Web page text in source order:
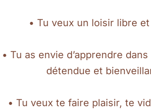
• Tu veux un loisir libre
• Tu as envie d’apprendre
détendue et
• Tu veux te faire plaisir, te